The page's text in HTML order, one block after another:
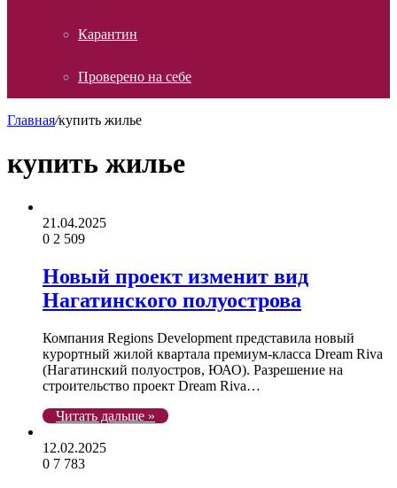
Карантин
Проверено на себе
Главная/купить жилье
купить жилье
21.04.2025
0 2 509
Новый проект изменит вид
Нагатинского полуострова
Компания Regions Development представила новый
курортный жилой квартала премиум-класса Dream Riva
(Нагатинский полуостров, ЮАО). Разрешение на
строительство проект Dream Riva…
Читать дальше »
12.02.2025
0 7 783